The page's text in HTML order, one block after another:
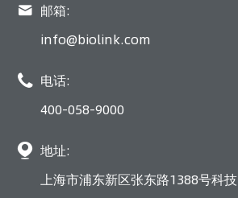
 邮箱:
info@biolink.com
 电话:
400-058-9000
 地址:
上海市浦东新区张东路1388号科技